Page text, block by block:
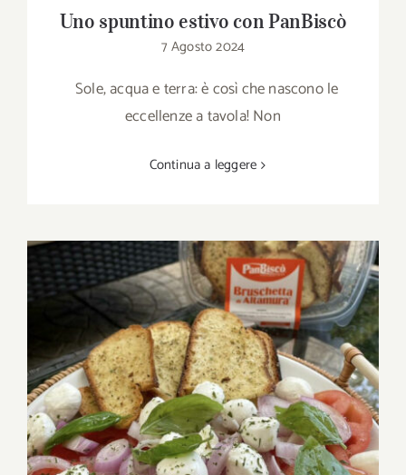
Uno spuntino estivo con PanBiscò
7 Agosto 2024
Sole, acqua e terra: è così che nascono le
eccellenze a tavola! Non
Continua a leggere
Caprese e Bruschetta di Altamura: il
binomio dell’estate!